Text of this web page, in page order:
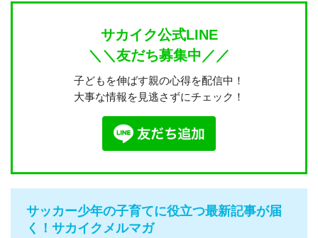
サカイク公式LINE
＼＼友だち募集中／／
子どもを伸ばす親の心得を配信中！
大事な情報を見逃さずにチェック！
サッカー少年の子育てに役立つ最新記事が届
く！サカイクメルマガ